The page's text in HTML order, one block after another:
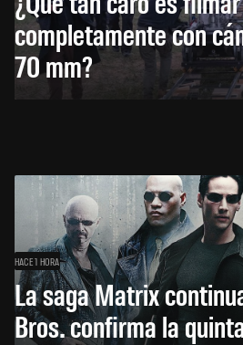
completamente con
70 mm?
HACE 1 HORA
La saga Matrix
Bros. confirma la